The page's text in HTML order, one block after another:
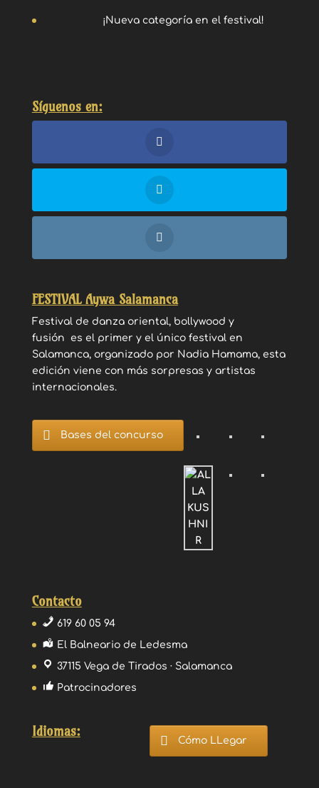
¡Nueva categoría en el festival!
Síguenos en:
FESTIVAL Aywa Salamanca
Festival de danza oriental, bollywood y
fusión es el primer y el único festival en
Salamanca, organizado por Nadia Hamama, esta
edición viene con más sorpresas y artistas
internacionales.
Bases del concurso
Contacto
619 60 05 94
El Balneario de Ledesma
37115 Vega de Tirados · Salamanca
Patrocinadores
Idiomas:
Cómo LLegar